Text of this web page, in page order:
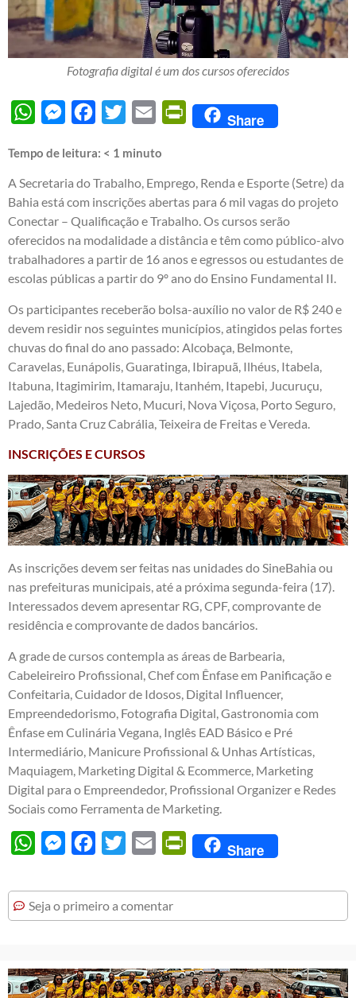
Fotografia digital é um dos cursos oferecidos
WhatsAppMessengerFacebook
Twitter Email PrintFriendly
Share
Tempo de leitura: < 1 minuto
A Secretaria do Trabalho, Emprego, Renda e Esporte (Setre) da
Bahia está com inscrições abertas para 6 mil vagas do projeto
Conectar – Qualificação e Trabalho. Os cursos serão
oferecidos na modalidade a distância e têm como público-alvo
trabalhadores a partir de 16 anos e egressos ou estudantes de
escolas públicas a partir do 9º ano do Ensino Fundamental II.
Os participantes receberão bolsa-auxílio no valor de R$ 240 e
devem residir nos seguintes municípios, atingidos pelas fortes
chuvas do final do ano passado: Alcobaça, Belmonte,
Caravelas, Eunápolis, Guaratinga, Ibirapuã, Ilhéus, Itabela,
Itabuna, Itagimirim, Itamaraju, Itanhém, Itapebi, Jucuruçu,
Lajedão, Medeiros Neto, Mucuri, Nova Viçosa, Porto Seguro,
Prado, Santa Cruz Cabrália, Teixeira de Freitas e Vereda.
INSCRIÇÕES E CURSOS
As inscrições devem ser feitas nas unidades do SineBahia ou
nas prefeituras municipais, até a próxima segunda-feira (17).
Interessados devem apresentar RG, CPF, comprovante de
residência e comprovante de dados bancários.
A grade de cursos contempla as áreas de Barbearia,
Cabeleireiro Profissional, Chef com Ênfase em Panificação e
Confeitaria, Cuidador de Idosos, Digital Influencer,
Empreendedorismo, Fotografia Digital, Gastronomia com
Ênfase em Culinária Vegana, Inglês EAD Básico e Pré
Intermediário, Manicure Profissional & Unhas Artísticas,
Maquiagem, Marketing Digital & Ecommerce, Marketing
Digital para o Empreendedor, Profissional Organizer e Redes
Sociais como Ferramenta de Marketing.
WhatsAppMessengerFacebook
Twitter Email PrintFriendly
Share
Seja o primeiro a comentar